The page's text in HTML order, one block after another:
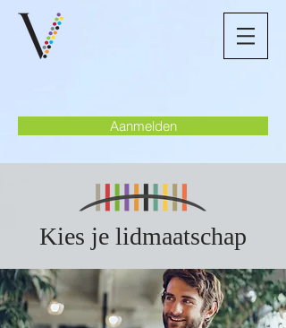
Aanmelden
Kies je lidmaatschap